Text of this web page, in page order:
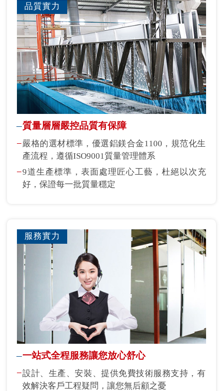
品質實力
質量層層嚴控品質有保障
嚴格的選材標準，優選鋁鎂合金1100，規范化生
產流程，遵循ISO9001質量管理體系
9道生產標準，表面處理匠心工藝，杜絕以次充
好，保證每一批質量穩定
服務實力
一站式全程服務讓您放心舒心
設計、生產、安裝、提供免費技術服務支持，有
效解決客戶工程疑問，讓您無后顧之憂